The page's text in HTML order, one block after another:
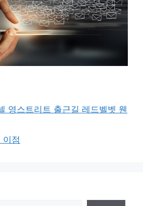
영스트리트 출근길 레드벨벳 웬
이점